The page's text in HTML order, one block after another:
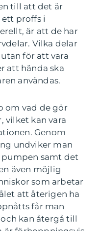
till att det är
proffs i
är att de har
Vilka delar
för att vara
att hända ska
användas.
om vad de gör
vilket kan vara
Genom
undviker man
pumpen samt det
även möjlig
som arbetar
att återigen ha
får man
kan återgå till